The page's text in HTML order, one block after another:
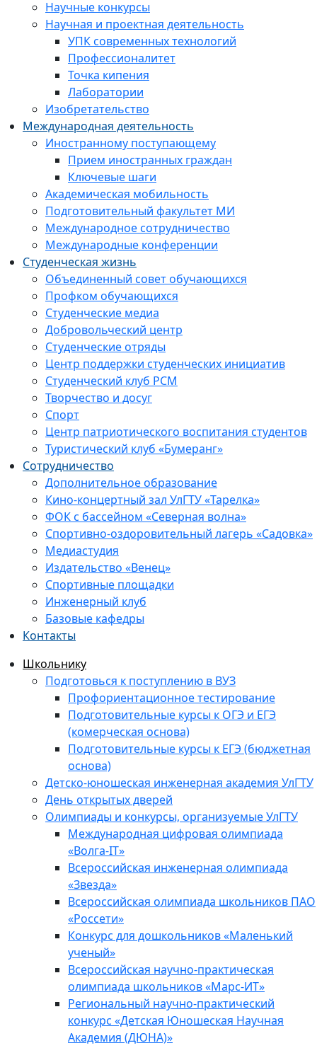
Научные конкурсы
Научная и проектная деятельность
УПК современных технологий
Профессионалитет
Точка кипения
Лаборатории
Изобретательство
Международная деятельность
Иностранному поступающему
Прием иностранных граждан
Ключевые шаги
Академическая мобильность
Подготовительный факультет МИ
Международное сотрудничество
Международные конференции
Студенческая жизнь
Объединенный совет обучающихся
Профком обучающихся
Студенческие медиа
Добровольческий центр
Студенческие отряды
Центр поддержки студенческих инициатив
Студенческий клуб РСМ
Творчество и досуг
Спорт
Центр патриотического воспитания студентов
Туристический клуб «Бумеранг»
Сотрудничество
Дополнительное образование
Кино-концертный зал УлГТУ «Тарелка»
ФОК с бассейном «Северная волна»
Спортивно-оздоровительный лагерь «Садовка»
Медиастудия
Издательство «Венец»
Спортивные площадки
Инженерный клуб
Базовые кафедры
Контакты
Школьнику
Подготовься к поступлению в ВУЗ
Профориентационное тестирование
Подготовительные курсы к ОГЭ и ЕГЭ
(комерческая основа)
Подготовительные курсы к ЕГЭ (бюджетная
основа)
Детско-юношеская инженерная академия УлГТУ
День открытых дверей
Олимпиады и конкурсы, организуемые УлГТУ
Международная цифровая олимпиада
«Волга-IT»
Всероссийская инженерная олимпиада
«Звезда»
Всероссийская олимпиада школьников ПАО
«Россети»
Конкурс для дошкольников «Маленький
ученый»
Всероссийская научно-практическая
олимпиада школьников «Марс-ИТ»
Региональный научно-практический
конкурс «Детская Юношеская Научная
Академия (ДЮНА)»